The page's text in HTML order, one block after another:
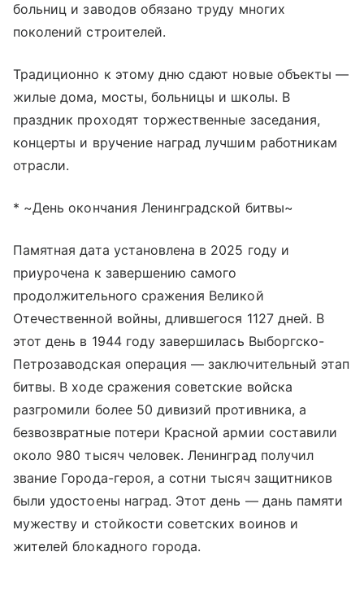
больниц и заводов обязано труду многих
поколений строителей.
Традиционно к этому дню сдают новые объекты —
жилые дома, мосты, больницы и школы. В
праздник проходят торжественные заседания,
концерты и вручение наград лучшим работникам
отрасли.
* ~День окончания Ленинградской битвы~
Памятная дата установлена в 2025 году и
приурочена к завершению самого
продолжительного сражения Великой
Отечественной войны, длившегося 1127 дней. В
этот день в 1944 году завершилась Выборгско-
Петрозаводская операция — заключительный этап
битвы. В ходе сражения советские войска
разгромили более 50 дивизий противника, а
безвозвратные потери Красной армии составили
около 980 тысяч человек. Ленинград получил
звание Города-героя, а сотни тысяч защитников
были удостоены наград. Этот день — дань памяти
мужеству и стойкости советских воинов и
жителей блокадного города.